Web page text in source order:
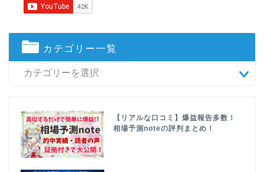
カテゴリー一覧
【リアルな口コミ】爆益報告多数！
相場予測noteの評判まとめ！